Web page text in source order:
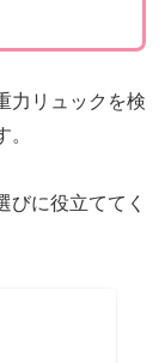
力リュックを検
びに役立ててく